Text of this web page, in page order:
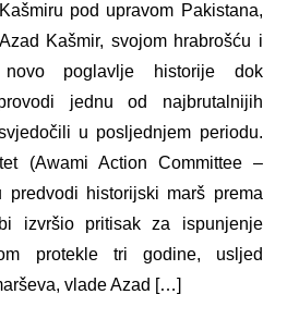
pod upravom Pakistana,
Kašmir, svojom hrabrošću i
novo poglavlje historije dok
jednu od najbrutalnijih
u posljednjem periodu.
(Awami Action Committee –
historijski marš prema
izvršio pritisak za ispunjenje
protekle tri godine, usljed
vlade Azad […]